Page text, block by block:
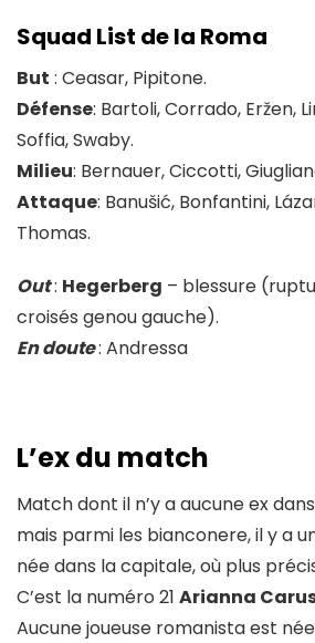
Squad List de la Roma
But : Ceasar, Pipitone.
Défense: Bartoli, Corrado, Eržen,
Soffia, Swaby.
Milieu: Bernauer, Ciccotti,
Attaque: Banušić, Bonfantini,
Thomas.
Out: Hegerberg – blessure
croisés genou gauche).
En doute: Andressa
L’ex du match
Match dont il n’y a aucune ex
mais parmi les bianconere, il y a
née dans la capitale, où plus
C’est la numéro 21 Arianna
Aucune joueuse romanista est